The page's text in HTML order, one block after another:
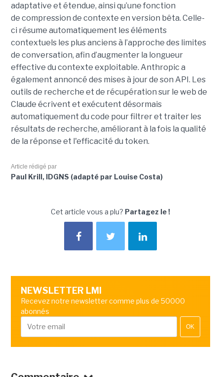
adaptative et étendue, ainsi qu’une fonction
de compression de contexte en version bêta. Celle-
ci résume automatiquement les éléments
contextuels les plus anciens à l’approche des limites
de conversation, afin d’augmenter la longueur
effective du contexte exploitable. Anthropic a
également annoncé des mises à jour de son API. Les
outils de recherche et de récupération sur le web de
Claude écrivent et exécutent désormais
automatiquement du code pour filtrer et traiter les
résultats de recherche, améliorant à la fois la qualité
de la réponse et l'efficacité du token.
Article rédigé par
Paul Krill, IDGNS (adapté par Louise Costa)
Cet article vous a plu? Partagez le !
NEWSLETTER LMI
Recevez notre newsletter comme plus de 50000
abonnés
OK